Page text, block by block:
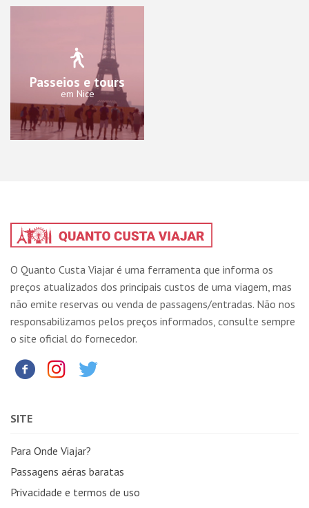
Passeios e tours
em Nice
O Quanto Custa Viajar é uma ferramenta que informa os
preços atualizados dos principais custos de uma viagem, mas
não emite reservas ou venda de passagens/entradas. Não nos
responsabilizamos pelos preços informados, consulte sempre
o site oficial do fornecedor.
SITE
Para Onde Viajar?
Passagens aéras baratas
Privacidade e termos de uso